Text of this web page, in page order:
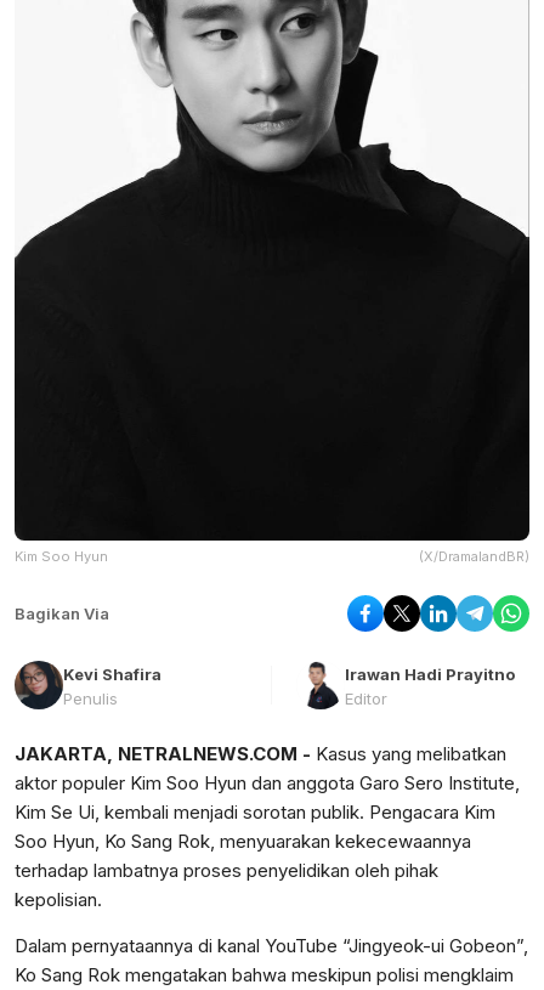
Kim Soo Hyun (X/DramalandBR)
Bagikan Via
Kevi Shafira
Penulis
Irawan Hadi Prayitno
Editor
JAKARTA, NETRALNEWS.COM - Kasus yang melibatkan
aktor populer Kim Soo Hyun dan anggota Garo Sero Institute,
Kim Se Ui, kembali menjadi sorotan publik. Pengacara Kim
Soo Hyun, Ko Sang Rok, menyuarakan kekecewaannya
terhadap lambatnya proses penyelidikan oleh pihak
kepolisian.
Dalam pernyataannya di kanal YouTube “Jingyeok-ui Gobeon”,
Ko Sang Rok mengatakan bahwa meskipun polisi mengklaim